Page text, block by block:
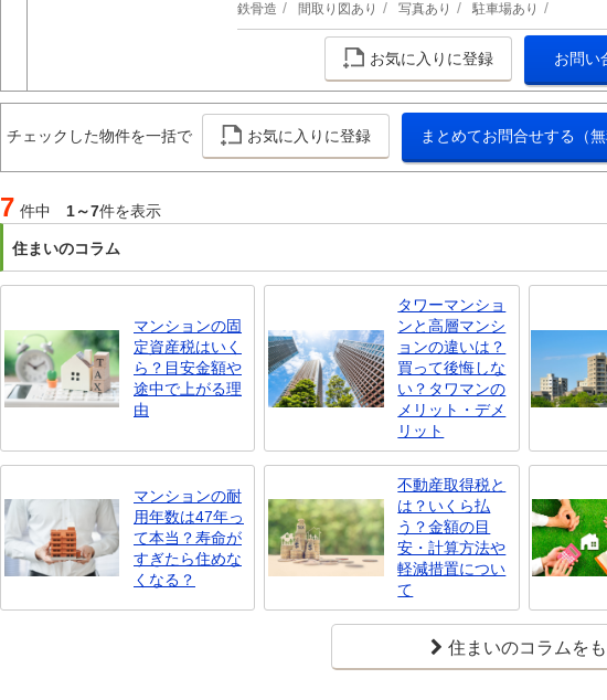
鉄骨造 間取り図あり 写真あり 駐車場あり
お気に入りに登録 お問い
チェックした物件を一括で お気に入りに登録 まとめてお問合せする（無
7 件中 1～7件を表示
住まいのコラム
マンションの固
定資産税はいく
ら？目安金額や
途中で上がる理
由
タワーマンショ
ンと高層マンシ
ョンの違いは？
買って後悔しな
い？タワマンの
メリット・デメ
リット
マンションの耐
用年数は47年っ
て本当？寿命が
すぎたら住めな
くなる？
不動産取得税と
は？いくら払
う？金額の目
安・計算方法や
軽減措置につい
て
住まいのコラムを